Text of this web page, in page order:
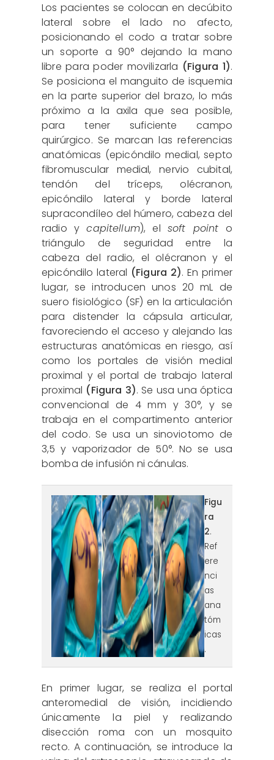
Los pacientes se colocan en decúbito
lateral sobre el lado no afecto,
posicionando el codo a tratar sobre
un soporte a 90° dejando la mano
libre para poder movilizarla (Figura 1).
Se posiciona el manguito de isquemia
en la parte superior del brazo, lo más
próximo a la axila que sea posible,
para tener suficiente campo
quirúrgico. Se marcan las referencias
anatómicas (epicóndilo medial, septo
fibromuscular medial, nervio cubital,
tendón del tríceps, olécranon,
epicóndilo lateral y borde lateral
supracondíleo del húmero, cabeza del
radio ycapitellum), el soft point o
triángulo de seguridad entre la
cabeza del radio, el olécranon y el
epicóndilo lateral (Figura 2). En primer
lugar, se introducen unos 20 mL de
suero fisiológico (SF) en la articulación
para distender la cápsula articular,
favoreciendo el acceso y alejando las
estructuras anatómicas en riesgo, así
como los portales de visión medial
proximal y el portal de trabajo lateral
proximal (Figura 3). Se usa una óptica
convencional de 4 mm y 30°, y se
trabaja en el compartimento anterior
del codo. Se usa un sinoviotomo de
3,5 y vaporizador de 50°. No se usa
bomba de infusión ni cánulas.
reaca.32385.fs2409019-
figura2.png
Figu
ra
2.
Ref
ere
nci
as
ana
tóm
icas
.
En primer lugar, se realiza el portal
anteromedial de visión, incidiendo
únicamente la piel y realizando
disección roma con un mosquito
recto. A continuación, se introduce la